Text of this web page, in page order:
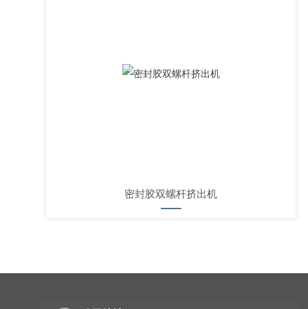
密封胶双螺杆挤出机